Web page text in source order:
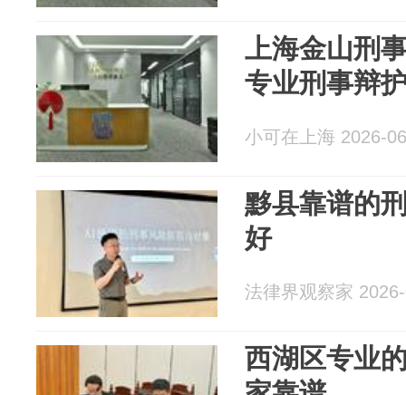
上海金山刑
专业刑事辩
小可在上海 2026-
黟县靠谱的
好
法律界观察家
西湖区专业